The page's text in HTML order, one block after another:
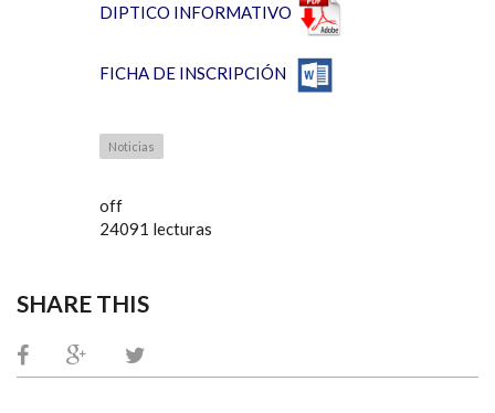
DIPTICO INFORMATIVO
FICHA DE INSCRIPCIÓN
Noticias
off
24091 lecturas
SHARE THIS